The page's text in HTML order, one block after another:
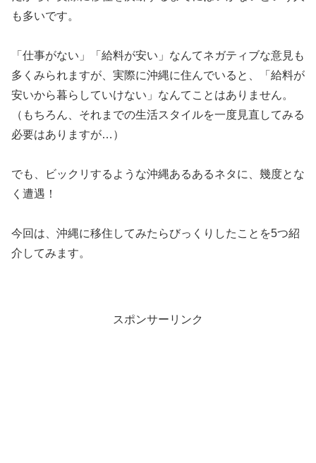
も多いです。
「仕事がない」「給料が安い」なんてネガティブな意見も
多くみられますが、実際に沖縄に住んでいると、「給料が
安いから暮らしていけない」なんてことはありません。
（もちろん、それまでの生活スタイルを一度見直してみる
必要はありますが…）
でも、ビックリするような沖縄あるあるネタに、幾度とな
く遭遇！
今回は、沖縄に移住してみたらびっくりしたことを5つ紹
介してみます。
スポンサーリンク